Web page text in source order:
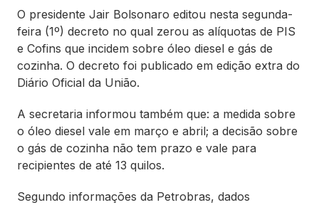
O presidente Jair Bolsonaro editou nesta segunda-
feira (1º) decreto no qual zerou as alíquotas de PIS
e Cofins que incidem sobre óleo diesel e gás de
cozinha. O decreto foi publicado em edição extra do
Diário Oficial da União.
A secretaria informou também que: a medida sobre
o óleo diesel vale em março e abril; a decisão sobre
o gás de cozinha não tem prazo e vale para
recipientes de até 13 quilos.
Segundo informações da Petrobras, dados